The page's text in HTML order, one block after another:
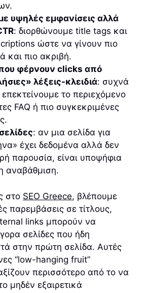
υψηλές εμφανίσεις αλλά
: διορθώνουμε title tags και
ώστε να γίνουν πιο
και πιο ακριβή.
φέρνουν clicks από
λέξεις-κλειδιά: συχνά
επεκτείνουμε το περιεχόμενο
FAQ ή πιο συγκεκριμένες
: αν μια σελίδα για
έχει δεδομένα αλλά δεν
παρουσία, είναι υποψήφια
αναβάθμιση.
στο SEO Greece, βλέπουμε
παρεμβάσεις σε τίτλους,
links μπορούν να
σελίδες που ήδη
στην πρώτη σελίδα. Αυτές
“low-hanging fruit”
περισσότερο από το να
μηδέν εξαιρετικά